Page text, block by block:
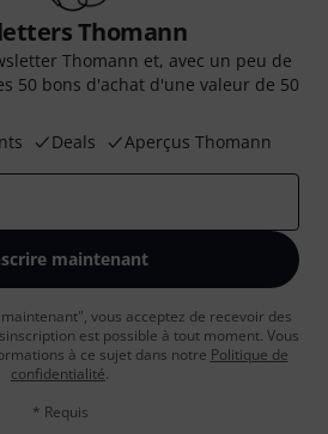
Thomann
Thomann et, avec un peu de
50 bons d'achat d'une valeur de 50
Deals Aperçus Thomann
maintenant
vous acceptez de recevoir des
est possible à tout moment. Vous
à ce sujet dans notre Politique de
confidentialité.
* Requis